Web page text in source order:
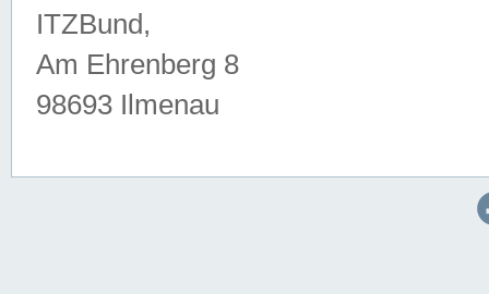
ITZBund,
Am Ehrenberg 8
98693 Ilmenau